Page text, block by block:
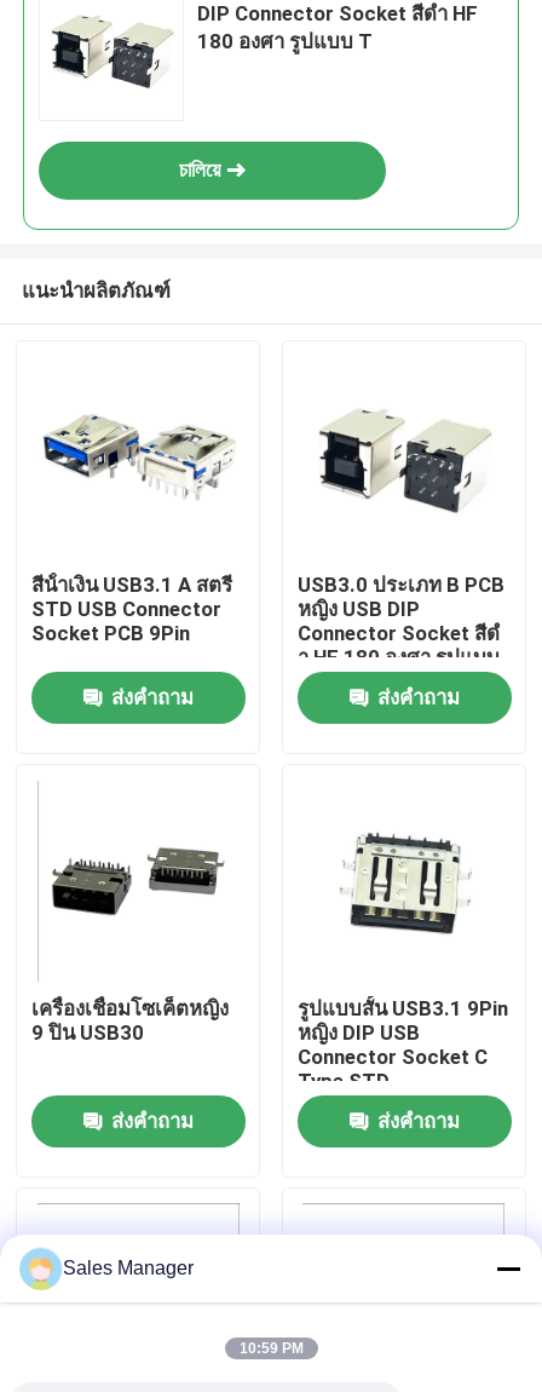
ทัวร์โรงงาน
ควบคุมคุณภาพ
ขอใบเสนอราคา
ช่องเสียบ USB
DIP Connector Socket สีดํา HF
180 องศา รูปแบบ T
চালিয়ে
แนะนำผลิตภัณฑ์
สีน้ําเงิน USB3.1 A สตรี
STD USB Connector
Socket PCB 9Pin
ส่งคำถาม
USB3.0 ประเภท B PCB
หญิง USB DIP
Connector Socket สีดํ
า HF 180 องศา รูปแบบ
T
ส่งคำถาม
เครื่องเชื่อมโซเค็ตหญิง
9 ปิน USB30
ส่งคำถาม
รูปแบบสั้น USB3.1 9Pin
หญิง DIP USB
Connector Socket C
Type STD
ส่งคำถาม
Sales Manager
10:59 PM